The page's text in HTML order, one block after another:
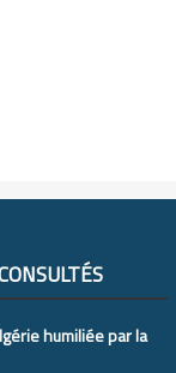
humiliée par la